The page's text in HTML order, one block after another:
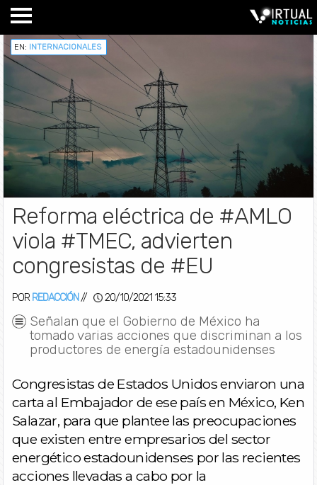
EN: INTERNACIONALES
Reforma eléctrica de #AMLO
viola #TMEC, advierten
congresistas de #EU
POR REDACCIÓN // 20/10/2021 15:33
Señalan que el Gobierno de México ha
tomado varias acciones que discriminan a los
productores de energía estadounidenses
Congresistas de Estados Unidos enviaron una
carta al Embajador de ese país en México, Ken
Salazar, para que plantee las preocupaciones
que existen entre empresarios del sector
energético estadounidenses por las recientes
acciones llevadas a cabo por la